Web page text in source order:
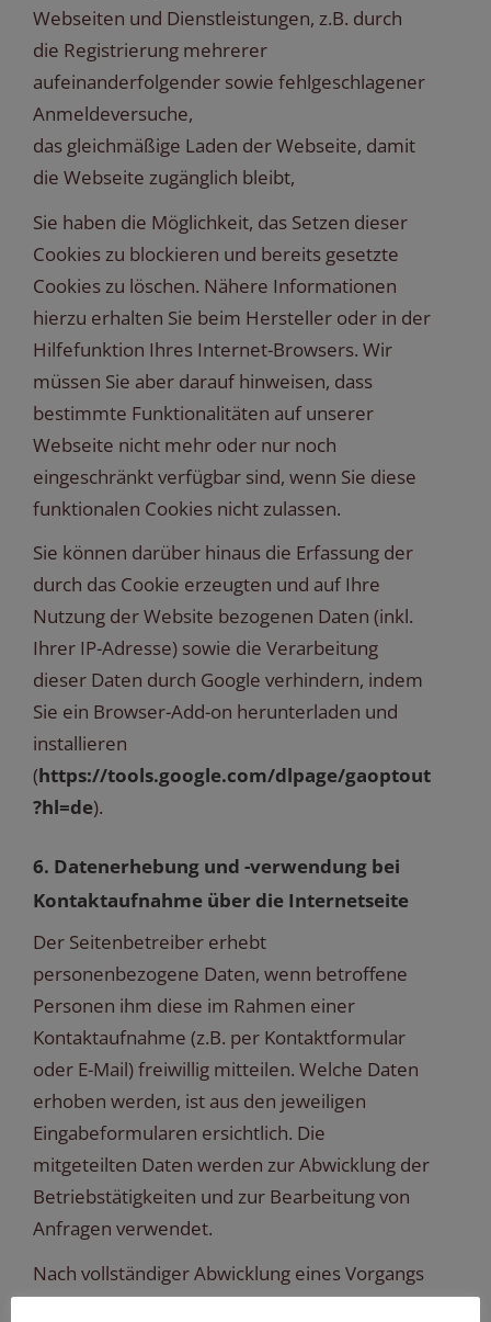
Webseiten und Dienstleistungen, z.B. durch
die Registrierung mehrerer
aufeinanderfolgender sowie fehlgeschlagener
Anmeldeversuche,
das gleichmäßige Laden der Webseite, damit
die Webseite zugänglich bleibt,
Sie haben die Möglichkeit, das Setzen dieser
Cookies zu blockieren und bereits gesetzte
Cookies zu löschen. Nähere Informationen
hierzu erhalten Sie beim Hersteller oder in der
Hilfefunktion Ihres Internet-Browsers. Wir
müssen Sie aber darauf hinweisen, dass
bestimmte Funktionalitäten auf unserer
Webseite nicht mehr oder nur noch
eingeschränkt verfügbar sind, wenn Sie diese
funktionalen Cookies nicht zulassen.
Sie können darüber hinaus die Erfassung der
durch das Cookie erzeugten und auf Ihre
Nutzung der Website bezogenen Daten (inkl.
Ihrer IP-Adresse) sowie die Verarbeitung
dieser Daten durch Google verhindern, indem
Sie ein Browser-Add-on herunterladen und
installieren
(https://tools.google.com/dlpage/gaoptout
?hl=de).
6. Datenerhebung und -verwendung bei
Kontaktaufnahme über die Internetseite
Der Seitenbetreiber erhebt
personenbezogene Daten, wenn betroffene
Personen ihm diese im Rahmen einer
Kontaktaufnahme (z.B. per Kontaktformular
oder E-Mail) freiwillig mitteilen. Welche Daten
erhoben werden, ist aus den jeweiligen
Eingabeformularen ersichtlich. Die
mitgeteilten Daten werden zur Abwicklung der
Betriebstätigkeiten und zur Bearbeitung von
Anfragen verwendet.
Nach vollständiger Abwicklung eines Vorgangs
werden die Daten der darin involvierten